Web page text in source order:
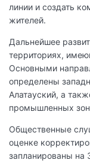
линии и создать
жителей.
Дальнейшее
территориях,
Основными
определены
Алатауский, а
промышленных зон
Общественные
оценке
запланированы на